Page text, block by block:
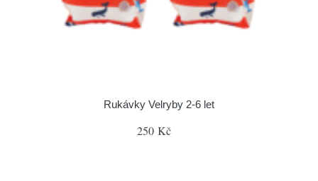
Rukávky Velryby 2-6 let
250 Kč